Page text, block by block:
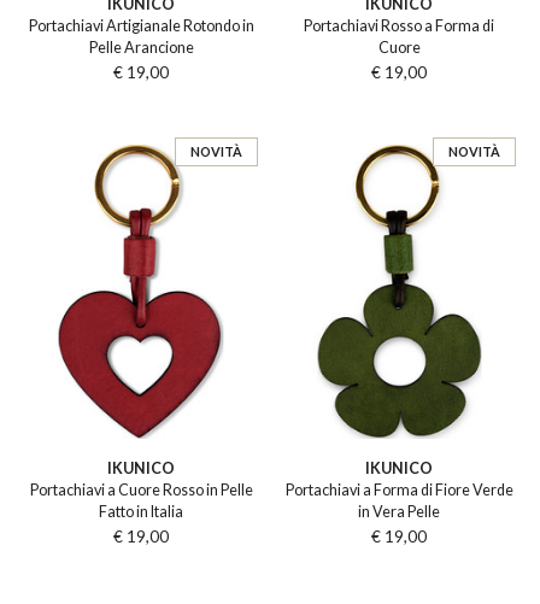
IKUNICO
Portachiavi Artigianale Rotondo in
Pelle Arancione
€ 19,00
IKUNICO
Portachiavi Rosso a Forma di
Cuore
€ 19,00
NOVITÀ
IKUNICO
Portachiavi a Cuore Rosso in Pelle
Fatto in Italia
€ 19,00
NOVITÀ
IKUNICO
Portachiavi a Forma di Fiore Verde
in Vera Pelle
€ 19,00